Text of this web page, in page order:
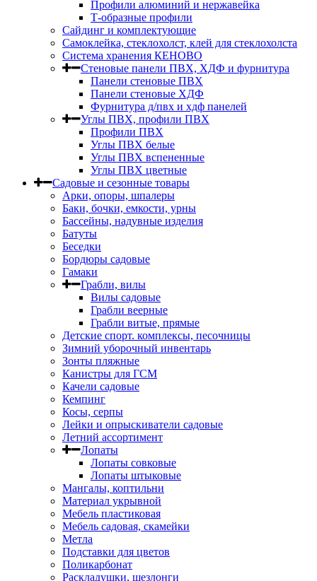
Профили алюминий и нержавейка
Т-образные профили
Сайдинг и комплектующие
Самоклейка, стеклохолст, клей для стеклохолста
Система хранения КЕНОВО
Стеновые панели ПВХ, ХДФ и фурнитура
Панели стеновые ПВХ
Панели стеновые ХДФ
Фурнитура д/пвх и хдф панелей
Углы ПВХ, профили ПВХ
Профили ПВХ
Углы ПВХ белые
Углы ПВХ вспененные
Углы ПВХ цветные
Садовые и сезонные товары
Арки, опоры, шпалеры
Баки, бочки, емкости, урны
Бассейны, надувные изделия
Батуты
Беседки
Бордюры садовые
Гамаки
Грабли, вилы
Вилы садовые
Грабли веерные
Грабли витые, прямые
Детские спорт. комплексы, песочницы
Зимний уборочный инвентарь
Зонты пляжные
Канистры для ГСМ
Качели садовые
Кемпинг
Косы, серпы
Лейки и опрыскиватели садовые
Летний ассортимент
Лопаты
Лопаты совковые
Лопаты штыковые
Мангалы, коптильни
Материал укрывной
Мебель пластиковая
Мебель садовая, скамейки
Метла
Подставки для цветов
Поликарбонат
Раскладушки, шезлонги